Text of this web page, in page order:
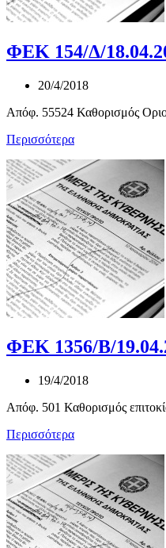
ΦΕΚ 154/Δ/
20/4/2018
Απόφ. 55524 Καθορισμός
Περισσότερα
ΦΕΚ 1356/Β/
19/4/2018
Απόφ. 501 Καθορισμός
Περισσότερα